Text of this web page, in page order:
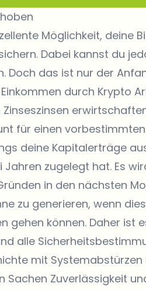
Möglichkeit, deine
Dabei kannst du
Doch das ist nur der
durch Krypto
für einen
deine Kapitalerträge
Jahren zugelegt hat. Es
in den nächsten
zu generieren, wenn
gehen können. Daher ist
alle
mit
Sachen Zuverlässigkeit